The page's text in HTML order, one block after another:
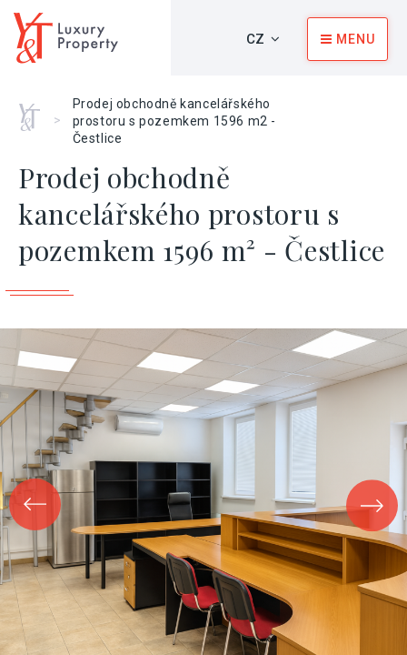
CZ MENU
Home
>
Prodej obchodně kancelářského
prostoru s pozemkem 1596 m2 -
Čestlice
Prodej obchodně
kancelářského prostoru s
pozemkem 1596 m² - Čestlice